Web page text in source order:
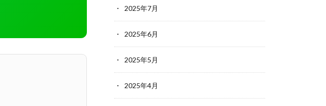
2025年7月
2025年6月
2025年5月
2025年4月